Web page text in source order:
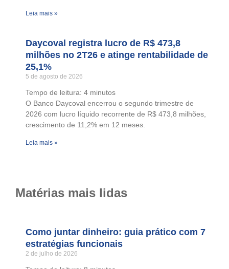
Leia mais »
Daycoval registra lucro de R$ 473,8
milhões no 2T26 e atinge rentabilidade de
25,1%
5 de agosto de 2026
Tempo de leitura: 4 minutos
O Banco Daycoval encerrou o segundo trimestre de
2026 com lucro líquido recorrente de R$ 473,8 milhões,
crescimento de 11,2% em 12 meses.
Leia mais »
Matérias mais lidas
Como juntar dinheiro: guia prático com 7
estratégias funcionais
2 de julho de 2026